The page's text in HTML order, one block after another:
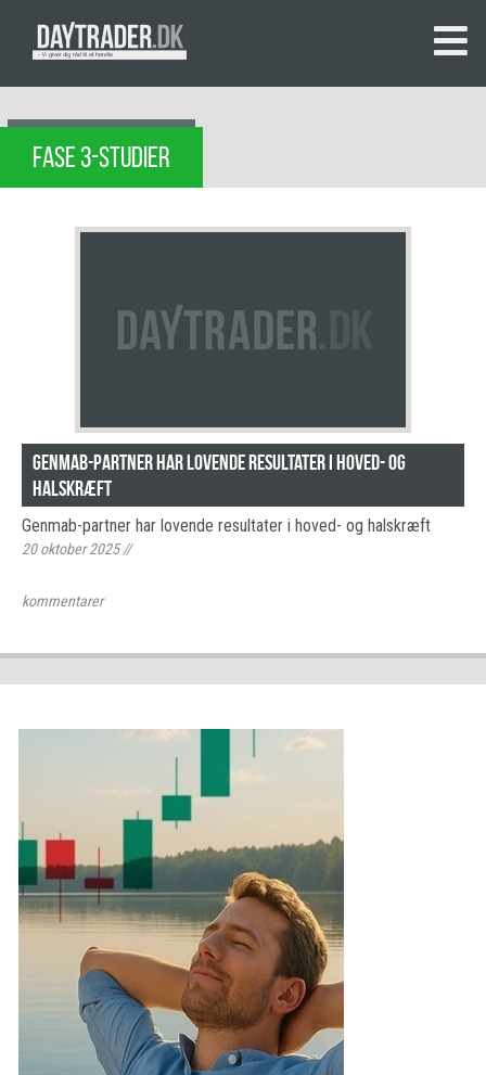
FASE 3-STUDIER
Genmab-partner har lovende resultater i hoved- og
halskræft
Genmab-partner har lovende resultater i hoved- og halskræft
20 oktober 2025//
kommentarer